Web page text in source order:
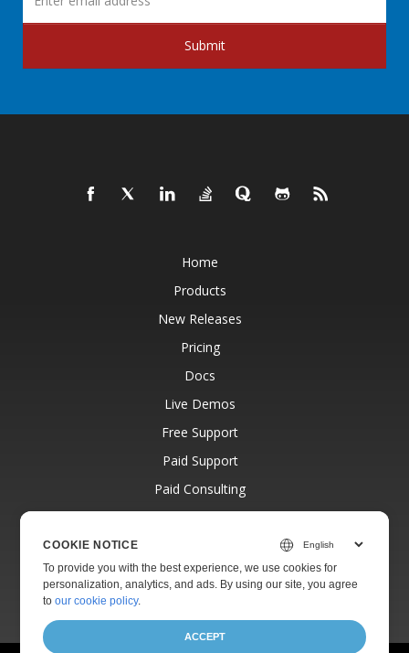
Submit
Home
Products
New Releases
Pricing
Docs
Live Demos
Free Support
Paid Support
Paid Consulting
Blog
About
COOKIE NOTICE
To provide you with the best experience, we use cookies for
personalization, analytics, and ads. By using our site, you agree
toour cookie policy.
ACCEPT